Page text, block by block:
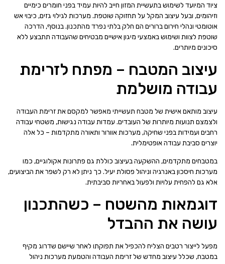
ציוד המיועד לשימוש בתעשיית המזון חייב להיות עמיד בפני חומרים כימיים
וזיהומים, ובעל עיצוב המקל על תחזוקה שוטפת. מערכות לגילוי גזים, כיבוי אש
אוטומטי ונהלי חירום ברורים הם חלק בלתי נפרד מהתכנון. בנוסף, הדרכה
שוטפת לצוות ושימוש באמצעי מיגון אישיים מבטיחים שהעבודה תתבצע ללא
סיכונים מיותרים.
עיצוב המטבח – מפתח לזרימת
עבודה מושלמת
עיצוב מותאם אישית של מטבח תעשייתי מאפשר למקסם את זרימת העבודה
ולצמצם תנועות מיותרות של העובדים. עמדות עבודה נגישות, משטחי עבודה
רחבים ועמידות בפני שחיקה, מערכות אוורור ותאורה מתקדמות – כל אלה
יוצרים סביבת עבודה אופטימלית.
במטבחים מתקדמים, ההשקעה בעיצוב כוללת גם פתרונות אקולוגיים, כמו
מערכות חיסכון באנרגיה וניהול פסולת יעיל. כך ניתן לא רק לשפר את הביצועים,
אלא גם להפחית עלויות ולפעול באחריות סביבתית.
דוגמאות מהשטח – כשהתכנון
עושה את ההבדל
מפעל לייצור רטבים הצליח להכפיל את תפוקתו לאחר שיישם שדרוג מקיף
במטבח, שכלל עיצוב מחדש של זרימת העבודה והטמעת מערכות ניהול